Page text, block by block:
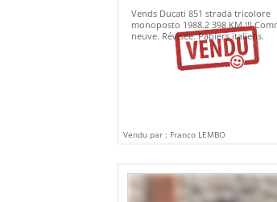
Vends Ducati 851 strada tricolore
monoposto 1988.2 398 KM !!!
neuve. Révisée. Papiers italiens.
Vendu par : Franco LEMBO